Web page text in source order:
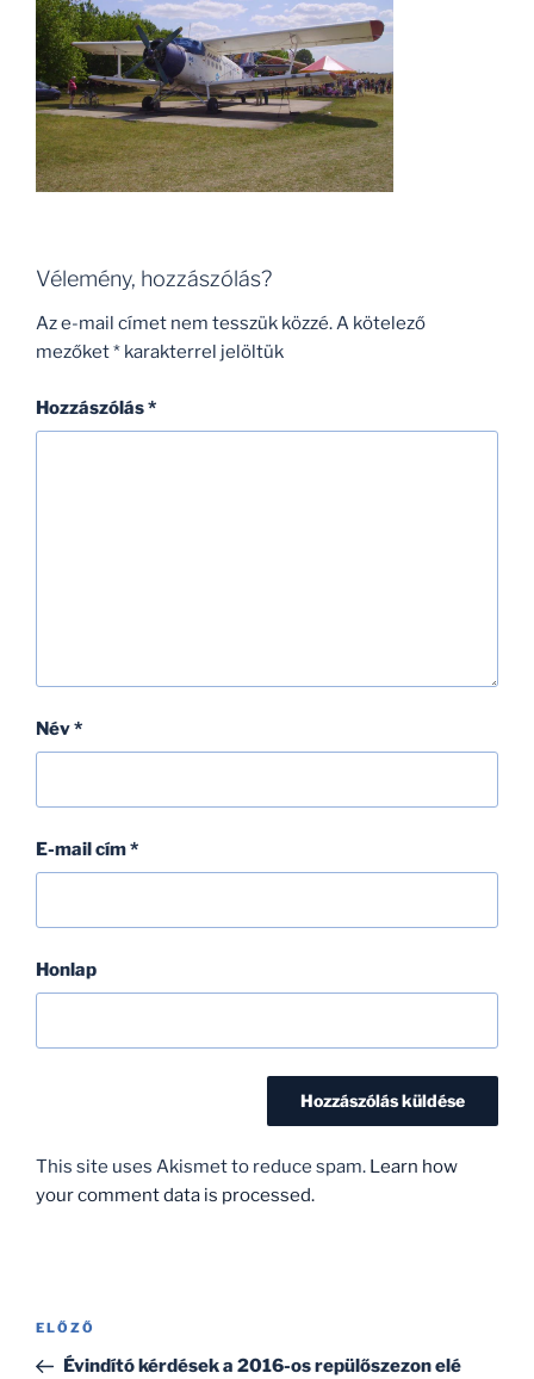
Vélemény, hozzászólás?
Az e-mail címet nem tesszük közzé.A kötelező
mezőket* karakterrel jelöltük
Hozzászólás*
Név*
E-mail cím*
Honlap
This site uses Akismet to reduce spam. Learn how
your comment data is processed.
Bejegyzés
navigáció
Korábbi
bejegyzés
ELŐZŐ
Évindító kérdések a 2016-os repülőszezon elé